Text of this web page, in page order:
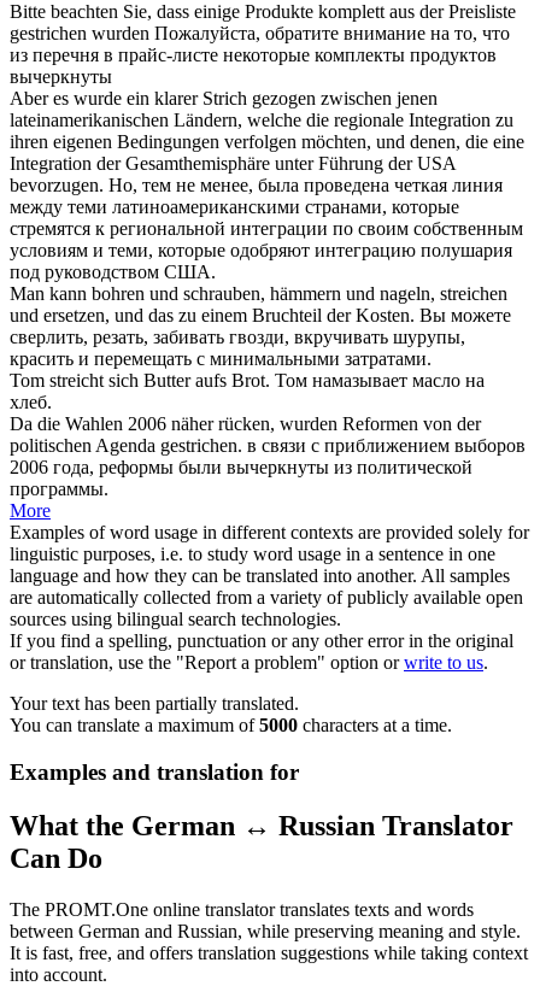
Bitte beachten Sie, dass einige Produkte komplett aus der Preisliste
gestrichen wurden Пожалуйста, обратите внимание на то, что
из перечня в прайс-листе некоторые комплекты продуктов
вычеркнуты
Aber es wurde ein klarer Strich gezogen zwischen jenen
lateinamerikanischen Ländern, welche die regionale Integration zu
ihren eigenen Bedingungen verfolgen möchten, und denen, die eine
Integration der Gesamthemisphäre unter Führung der USA
bevorzugen. Но, тем не менее, была проведена четкая линия
между теми латиноамериканскими странами, которые
стремятся к региональной интеграции по своим собственным
условиям и теми, которые одобряют интеграцию полушария
под руководством США.
Man kann bohren und schrauben, hämmern und nageln, streichen
und ersetzen, und das zu einem Bruchteil der Kosten. Вы можете
сверлить, резать, забивать гвозди, вкручивать шурупы,
красить и перемещать с минимальными затратами.
Tom streicht sich Butter aufs Brot. Том намазывает масло на
хлеб.
Da die Wahlen 2006 näher rücken, wurden Reformen von der
politischen Agenda gestrichen. в связи с приближением выборов
2006 года, реформы были вычеркнуты из политической
программы.
More
Examples of word usage in different contexts are provided solely for
linguistic purposes, i.e. to study word usage in a sentence in one
language and how they can be translated into another. All samples
are automatically collected from a variety of publicly available open
sources using bilingual search technologies.
If you find a spelling, punctuation or any other error in the original
or translation, use the "Report a problem" option orwrite to us.
Your text has been partially translated.
You can translate a maximum of5000 characters at a time.
Examples and translation for
What the German ↔ Russian Translator
Can Do
The PROMT.One online translator translates texts and words
between German and Russian, while preserving meaning and style.
It is fast, free, and offers translation suggestions while taking context
into account.